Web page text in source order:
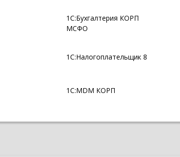
1С:Бухгалтерия КОРП
МСФО
1С:Налогоплательщик 8
1С:MDM КОРП